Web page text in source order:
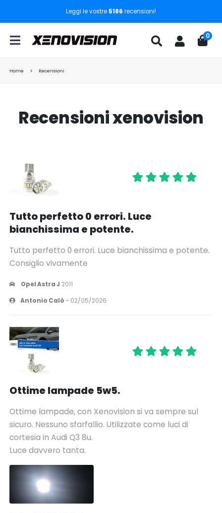
Leggi le vostre 5186 recensioni!
0
Home Recensioni
Recensioni xenovision
Tutto perfetto 0 errori. Luce
bianchissima e potente.
Tutto perfetto 0 errori. Luce bianchissima e potente.
Consiglio vivamente
Opel Astra J 2011
Antonio Calò - 02/05/2026
Ottime lampade 5w5.
Ottime lampade, con Xenovision si va sempre sul
sicuro. Nessuno sfarfallio. Utilizzate come luci di
cortesia in Audi Q3 8u.
Luce davvero tanta.